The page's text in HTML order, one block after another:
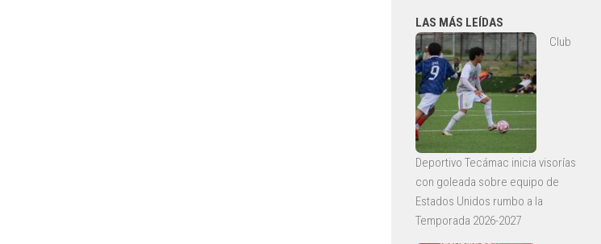
LAS MÁS LEÍDAS
Club
Deportivo Tecámac inicia visorías
con goleada sobre equipo de
Estados Unidos rumbo a la
Temporada 2026-2027